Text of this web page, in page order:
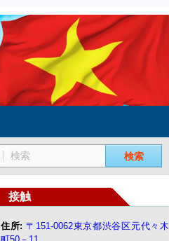
検索
接触
住所: 〒151-0062東京都渋谷区元代々木